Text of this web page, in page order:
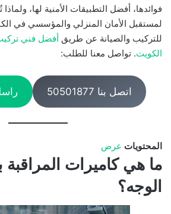
فوائدها، أفضل التطبيقات الأمنية لها، ولماذا
لمستقبل الأمان المنزلي والمؤسسي في
للتركيب والصيانة عن طريق أفضل فني
الكويت. تواصل معنا للطلب:
اتصل بنا 50501877
المحتويات عرض
ما هي كاميرات
الوجه؟